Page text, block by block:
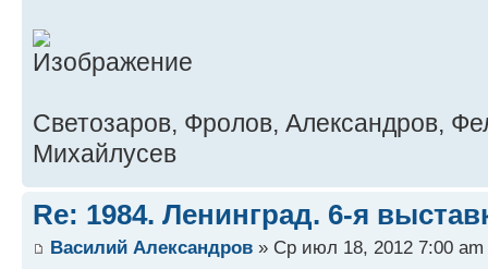
Светозаров, Фролов, Александров,
Михайлусев
Re: 1984. Ленинград. 6-я
Василий Александров » Ср июл 18, 2012 7:00 am